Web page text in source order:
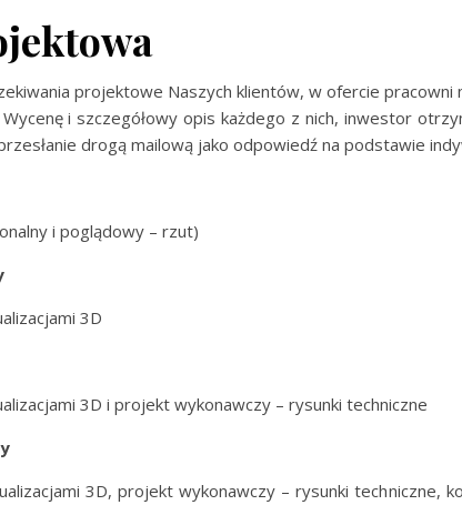
projektowe Naszych klientów, w ofercie pracowni
i szczegółowy opis każdego z nich, inwestor
drogą mailową jako odpowiedź na podstawie
i poglądowy – rzut)
3D
3D i projekt wykonawczy – rysunki techniczne
3D, projekt wykonawczy – rysunki techniczne,